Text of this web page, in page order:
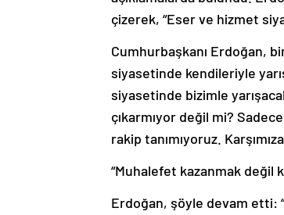
çizerek, “Eser ve hizmet
Cumhurbaşkanı Erdoğan,
siyasetinde kendileriyle
siyasetinde bizimle
çıkarmıyor değil mi?
rakip tanımıyoruz.
“Muhalefet kazanmak değil
Erdoğan, şöyle devam etti: